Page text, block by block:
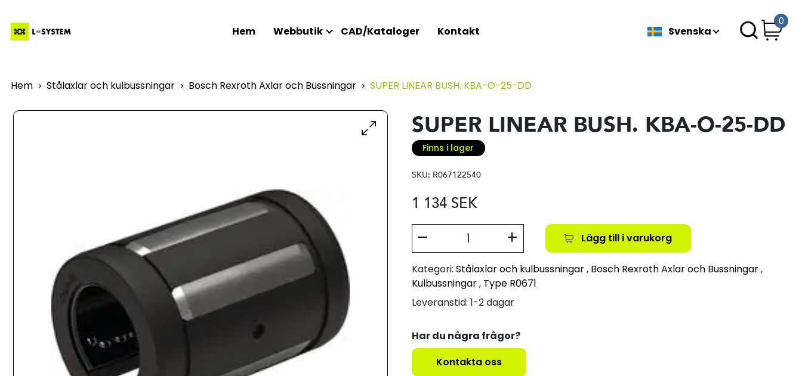
Hem Webbutik CAD/Kataloger Kontakt Svenska
0
Hem Stålaxlar och kulbussningar Bosch Rexroth Axlar och Bussningar SUPER LINEAR BUSH. KBA-O-25-DD
SUPER LINEAR BUSH. KBA-O-25-DD
Finns i lager
SKU: R067122540
1 134 SEK
Lägg till i varukorg
Kategori: Stålaxlar och kulbussningar, Bosch Rexroth Axlar och Bussningar,
Kulbussningar, Type R0671
Leveranstid: 1-2 dagar
Har du några frågor?
Kontakta oss